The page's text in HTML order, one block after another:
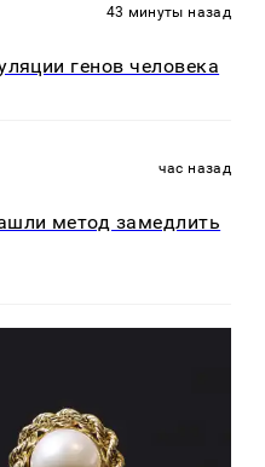
43 минуты назад
генов человека
час назад
метод замедлить